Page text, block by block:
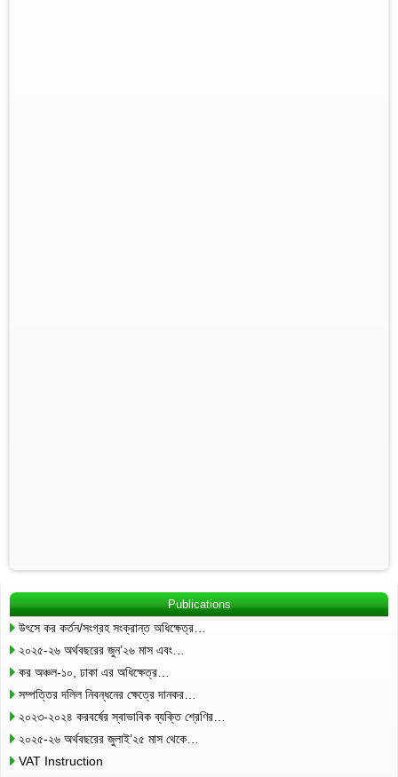
Publications
উৎসে কর কর্তন/সংগ্রহ সংক্রান্ত অধিক্ষেত্র…
২০২৫-২৬ অর্থবছরের জুন’২৬ মাস এবং…
কর অঞ্চল-১০, ঢাকা এর অধিক্ষেত্র…
সম্পত্তির দলিল নিবন্ধনের ক্ষেত্রে দানকর…
২০২৩-২০২৪ করবর্ষের স্বাভাবিক ব্যক্তি শ্রেণির…
২০২৫-২৬ অর্থবছরের জুলাই’২৫ মাস থেকে…
VAT Instruction